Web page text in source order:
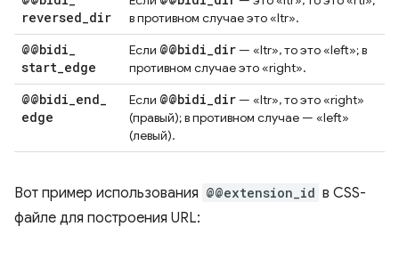
reversed_dir
в противном случае это «ltr».
@@bidi_
start_edge
Если @@bidi_dir— «ltr», то это «left»; в
противном случае это «right».
@@bidi_end_
edge
Если @@bidi_dir— «ltr», то это «right»
(правый); в противном случае — «left»
(левый).
Вот пример использования @@extension_id в CSS-
файле для построения URL: